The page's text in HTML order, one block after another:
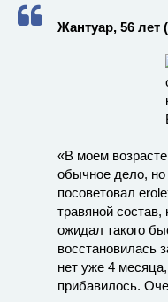
Жантуар, 56 лет
«В моем
обычное дело,
посоветовал
травяной
ожидал такого
восстановилась
нет уже 4
прибавилось.